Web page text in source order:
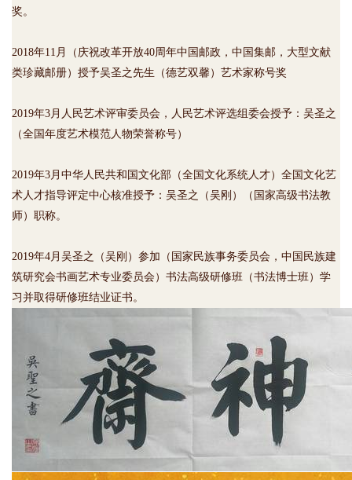
奖。
2018年11月（庆祝改革开放40周年中国邮政，中国集邮，大型文献
类珍藏邮册）授予吴圣之先生（德艺双馨）艺术家称号奖
2019年3月人民艺术评审委员会，人民艺术评选组委会授予：吴圣之
（全国年度艺术模范人物荣誉称号）
2019年3月中华人民共和国文化部（全国文化系统人才）全国文化艺
术人才指导评定中心核准授予：吴圣之（吴刚）（国家高级书法教
师）职称。
2019年4月吴圣之（吴刚）参加（国家民族事务委员会，中国民族建
筑研究会书画艺术专业委员会）书法高级研修班（书法博士班）学
习并取得研修班结业证书。